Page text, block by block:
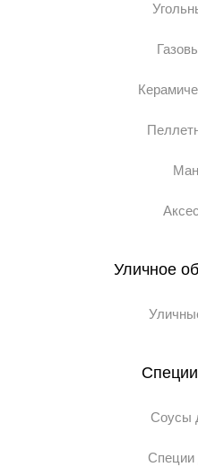
Уличное
Соусы
Специи